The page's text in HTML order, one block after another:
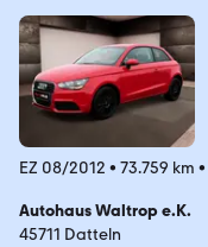
EZ 08/2012 • 73.759 km •
Autohaus Waltrop e.K.
45711 Datteln